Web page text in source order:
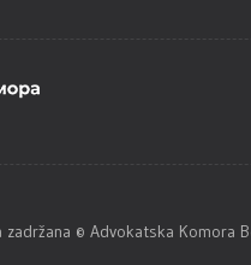
© Advokatska Komora